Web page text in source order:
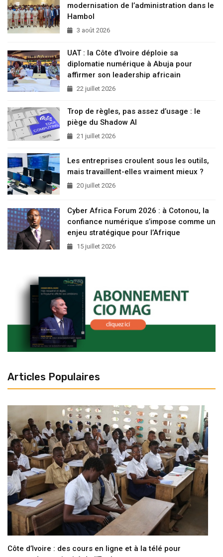
modernisation de l’administration dans le
Hambol
3 août 2026
UAT : la Côte d’Ivoire déploie sa
diplomatie numérique à Abuja pour
affirmer son leadership africain
22 juillet 2026
Trop de règles, pas assez d’usage : le
piège du Shadow AI
21 juillet 2026
Les entreprises croulent sous les outils,
mais travaillent-elles vraiment mieux ?
20 juillet 2026
Cyber Africa Forum 2026 : à Cotonou, la
confiance numérique s’impose comme un
enjeu stratégique pour l’Afrique
15 juillet 2026
Articles Populaires
Côte d’Ivoire : des cours en ligne et à la télé pour